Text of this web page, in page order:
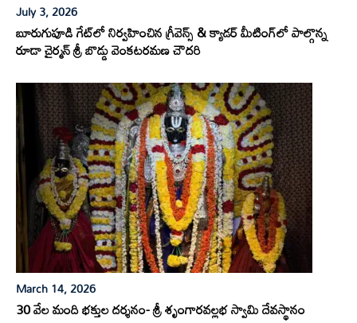
July 3, 2026
బూరుగుపూడి గేట్‌లో నిర్వహించిన గ్రీవెన్స్ & క్యాడర్ మీటింగ్‌లో పాల్గొన్న
రూడా చైర్మన్ శ్రీ బొడ్డు వెంకటరమణ చౌదరి
March 14, 2026
30 వేల మంది భక్తుల దర్శనం- శ్రీ శృంగారవల్లభ స్వామి దేవస్థానం